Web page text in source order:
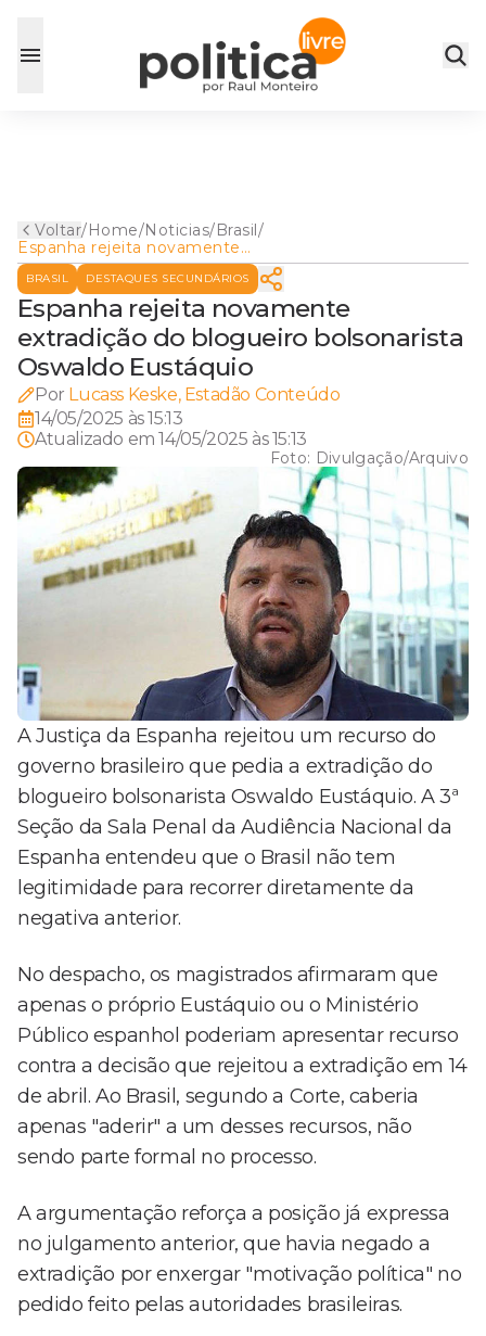
Voltar/Home/Noticias/Brasil/
Espanha rejeita novamente
extradição do blogueiro
bolsonarista Oswaldo
Eustáquio
BRASIL DESTAQUES SECUNDÁRIOS
Espanha rejeita novamente
extradição do blogueiro bolsonarista
Oswaldo Eustáquio
Por Lucass Keske, Estadão Conteúdo
14/05/2025 às 15:13
Atualizado em14/05/2025 às 15:13
Foto: Divulgação/Arquivo
A Justiça da Espanha rejeitou um recurso do
governo brasileiro que pedia a extradição do
blogueiro bolsonarista Oswaldo Eustáquio. A 3ª
Seção da Sala Penal da Audiência Nacional da
Espanha entendeu que o Brasil não tem
legitimidade para recorrer diretamente da
negativa anterior.
No despacho, os magistrados afirmaram que
apenas o próprio Eustáquio ou o Ministério
Público espanhol poderiam apresentar recurso
contra a decisão que rejeitou a extradição em 14
de abril. Ao Brasil, segundo a Corte, caberia
apenas "aderir" a um desses recursos, não
sendo parte formal no processo.
A argumentação reforça a posição já expressa
no julgamento anterior, que havia negado a
extradição por enxergar "motivação política" no
pedido feito pelas autoridades brasileiras.